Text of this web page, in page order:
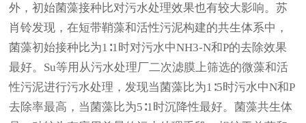
外，初始菌藻接种比对污水处理效果也有较大影响。苏
肖铃发现，在短带鞘藻和活性污泥构建的共生体系中，
菌藻初始接种比为1∶1时对污水中NH3-N和P的去除效果
最好。Su等用从污水处理厂二次滤膜上筛选的微藻和活
性污泥进行污水处理，发现当菌藻比为1∶5时污水中N和P
去除率最高，当菌藻比为5∶1时沉降性最好。菌藻共生体